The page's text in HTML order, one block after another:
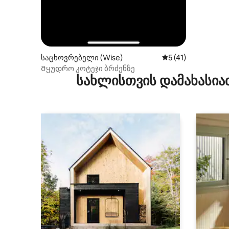
საცხოვრებელი (Wise) საშუალო
5 (41)
Მყუდრო კოტეჯი ბრძენზე
სახლისთვის